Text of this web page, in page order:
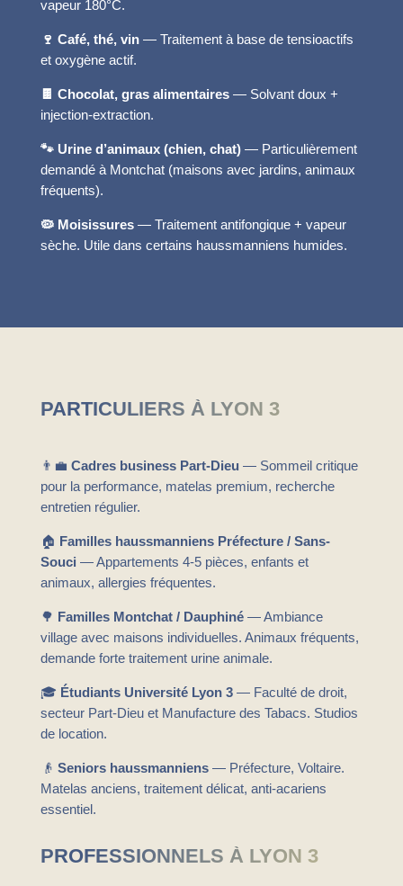
vapeur 180°C.
🍷 Café, thé, vin— Traitement à base de tensioactifs
et oxygène actif.
🍫 Chocolat, gras alimentaires— Solvant doux +
injection-extraction.
🐾 Urine d’animaux (chien, chat)— Particulièrement
demandé à Montchat (maisons avec jardins, animaux
fréquents).
🦠 Moisissures— Traitement antifongique + vapeur
sèche. Utile dans certains haussmanniens humides.
PARTICULIERS À LYON 3
👨‍💼 Cadres business Part-Dieu — Sommeil critique
pour la performance, matelas premium, recherche
entretien régulier.
🏠 Familles haussmanniens Préfecture / Sans-
Souci — Appartements 4-5 pièces, enfants et
animaux, allergies fréquentes.
🌳 Familles Montchat / Dauphiné— Ambiance
village avec maisons individuelles. Animaux fréquents,
demande forte traitement urine animale.
🎓 Étudiants Université Lyon 3— Faculté de droit,
secteur Part-Dieu et Manufacture des Tabacs. Studios
de location.
👴 Seniors haussmanniens— Préfecture, Voltaire.
Matelas anciens, traitement délicat, anti-acariens
essentiel.
PROFESSIONNELS À LYON 3